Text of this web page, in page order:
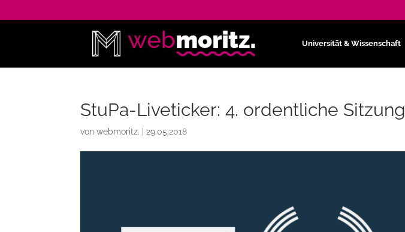
Universität & Wissenschaft
StuPa-Liveticker: 4. ordentliche Sitzung
vonwebmoritz. 29.05.2018